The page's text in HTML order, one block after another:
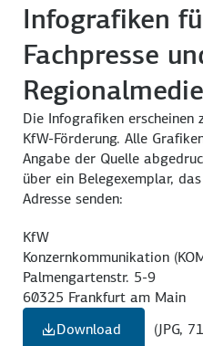
Infografiken
Fachpresse
Die Infografiken erscheinen
KfW-Förderung. Alle
Angabe der Quelle
über ein Belegexemplar,
Adresse senden:
KfW
Konzernkommunikation
Palmengartenstr. 5-9
60325 Frankfurt am Main
Download
(JPG,